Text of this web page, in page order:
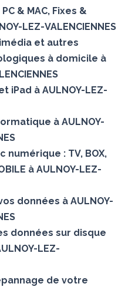
& MAC, Fixes &
LEZ-VALENCIENNES
et autres
à domicile à
iPad à AULNOY-LEZ-
à AULNOY-
numérique : TV, BOX,
à AULNOY-LEZ-
données à AULNOY-
données sur disque
LEZ-
de votre